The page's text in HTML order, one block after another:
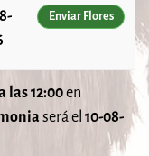
Enviar Flores
las 12:00en
será el 10-08-